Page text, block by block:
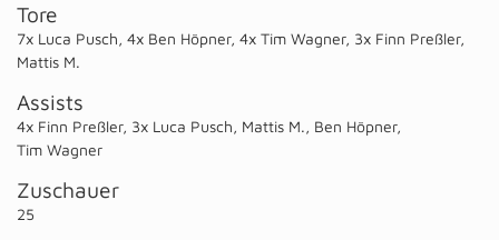
Tore
7x Luca Pusch, 4x Ben Höpner, 4x Tim Wagner, 3x Finn Preßler,
Mattis M.
Assists
4x Finn Preßler, 3x Luca Pusch, Mattis M., Ben Höpner,
Tim Wagner
Zuschauer
25